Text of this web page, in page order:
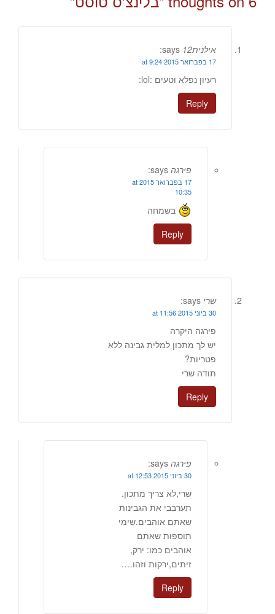
אילנית12 says:
17 בפברואר 2015 at 9:24
רעיון נפלא וטעים :lol:
Reply
פירגה says:
17 בפברואר 2015 at
10:35
בשמחה
Reply
שרי says:
30 ביוני 2015 at 11:56
פירגה היקרה
יש לך מתכון למלית גבינה ללא
פטריות?
תודה שרי
Reply
פירגה says:
30 ביוני 2015 at 12:53
שרי,לא צריך מתכון.
תערבבי את הגבינות
שאתם אוהבים.שימי
תוספות שאתם
אוהבים כמו: ירק,
זיתים,ירקות וזהו….
Reply